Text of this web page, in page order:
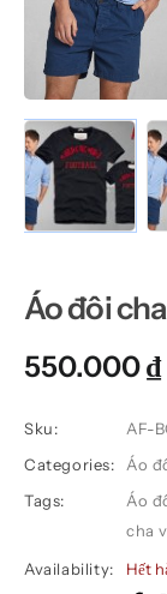
Áo đôi
550.000₫
Sku:
AF-
Categories:
Áo
Tags:
Áo
cha
Availability:
Hết